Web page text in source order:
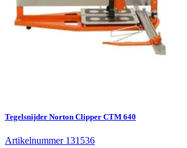
Tegelsnijder Norton Clipper CTM 640
Artikelnummer 131536